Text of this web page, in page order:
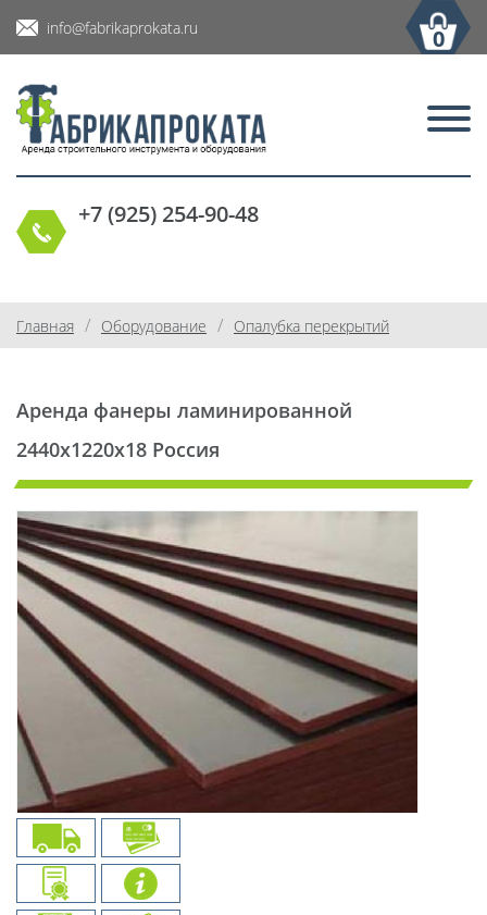
info@fabrikaprokata.ru 0
+7 (925) 254-90-48
Главная / Оборудование / Опалубка перекрытий
Аренда фанеры ламинированной
2440х1220х18 Россия